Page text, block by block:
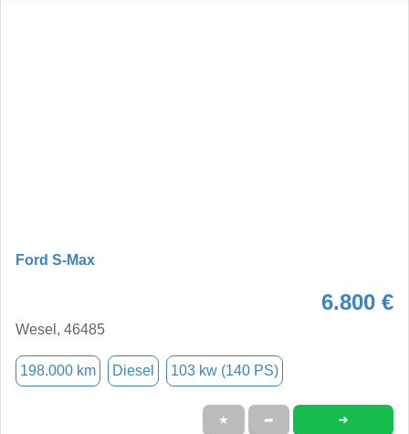
Ford S-Max
6.800 €
Wesel, 46485
198.000 km Diesel 103 kw (140 PS)
★ ➦ ➜